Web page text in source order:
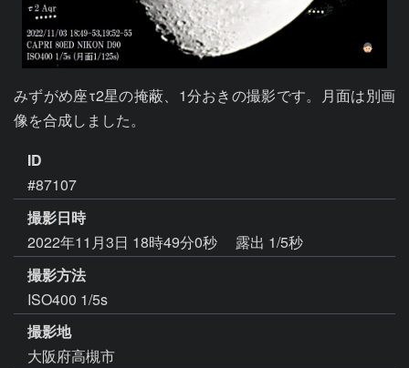
みずがめ座τ2星の掩蔽、1分おきの撮影です。月面は別画
像を合成しました。
ID
#87107
撮影日時
2022年11月3日 18時49分0秒
露出 1/5秒
撮影方法
ISO400 1/5s
撮影地
大阪府高槻市